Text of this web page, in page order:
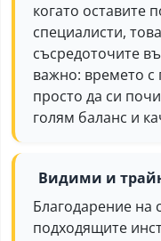
когато оставите
специалисти,
съсредоточите
важно: времето с
просто да си
голям баланс и
Видими и
Благодарение на
подходящите